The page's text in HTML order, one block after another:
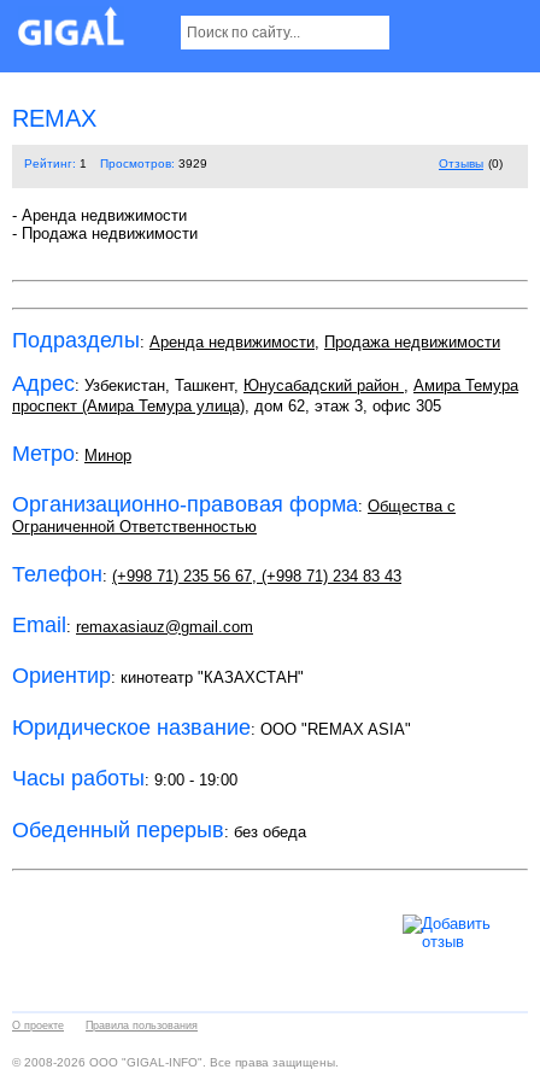
REMAX
Рейтинг: 1 Просмотров: 3929 Отзывы (0)
- Аренда недвижимости
- Продажа недвижимости
Подразделы: Аренда недвижимости, Продажа недвижимости
Адрес: Узбекистан, Ташкент, Юнусабадский район , Амира Темура
проспект (Амира Темура улица), дом 62, этаж 3, офис 305
Метро: Минор
Организационно-правовая форма: Общества с
Ограниченной Ответственностью
Телефон: (+998 71) 235 56 67 (+998 71) 234 83 43
Email : remaxasiauz@gmail.com
Ориентир: кинотеатр "КАЗАХСТАН"
Юридическое название: ООО "REMAX ASIA"
Часы работы: 9:00 - 19:00
Обеденный перерыв: без обеда
О проекте Правила пользования
© 2008-2026 ООО "GIGAL-INFO". Все права защищены.